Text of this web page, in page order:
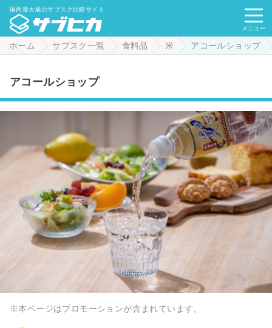
国内最大級のサブスク比較サイト
メニュー
ホーム サブスク一覧 食料品 米 アコールショップ
アコールショップ
※本ページはプロモーションが含まれています。